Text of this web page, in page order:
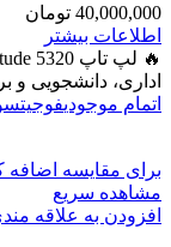
40,000,000 تومان
اطلاعات بیشتر
اداری، دانشجویی و
اتمام موجودی
برای مقایسه اضافه
مشاهده سریع
افزودن به علاقه